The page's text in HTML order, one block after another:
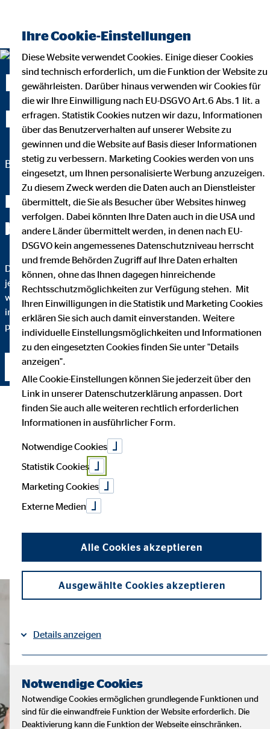
Elisabeth Haspel —
Bietigheim-Bissingen
Bezirksleiterin für die OVB Vermögensberatung AG
Fachchinesisch werden Sie
bei mir nicht hören.
Das wichtigste an einer guten Finanzberatung ist, dass Sie
jeden Schritt verstehen. Darum erkläre ich Ihnen bis ins Detail,
warum ich eine bestimmte Finanzlösung empfehle und
inwiefern diese zu Ihnen und Ihren individuellen Bedürfnissen
passt.
Kontakt aufnehmen
Ihre Cookie-Einstellungen
Diese Website verwendet Cookies. Einige dieser Cookies
sind technisch erforderlich, um die Funktion der Website zu
gewährleisten. Darüber hinaus verwenden wir Cookies für
die wir Ihre Einwilligung nach EU-DSGVO Art.6 Abs.1 lit. a
erfragen. Statistik Cookies nutzen wir dazu, Informationen
über das Benutzerverhalten auf unserer Website zu
gewinnen und die Website auf Basis dieser Informationen
stetig zu verbessern. Marketing Cookies werden von uns
eingesetzt, um Ihnen personalisierte Werbung anzuzeigen.
Zu diesem Zweck werden die Daten auch an Dienstleister
übermittelt, die Sie als Besucher über Websites hinweg
verfolgen. Dabei könnten Ihre Daten auch in die USA und
andere Länder übermittelt werden, in denen nach EU-
DSGVO kein angemessenes Datenschutzniveau herrscht
und fremde Behörden Zugriff auf Ihre Daten erhalten
können, ohne das Ihnen dagegen hinreichende
Rechtsschutzmöglichkeiten zur Verfügung stehen. Mit
Ihren Einwilligungen in die Statistik und Marketing Cookies
erklären Sie sich auch damit einverstanden. Weitere
individuelle Einstellungsmöglichkeiten und Informationen
zu den eingesetzten Cookies finden Sie unter "Details
anzeigen".
Alle Cookie-Einstellungen können Sie jederzeit über den
Link in unserer Datenschutzerklärung anpassen. Dort
finden Sie auch alle weiteren rechtlich erforderlichen
Informationen in ausführlicher Form.
Notwendige Cookies
Statistik Cookies
Marketing Cookies
Externe Medien
Alle Cookies akzeptieren
Ausgewählte Cookies akzeptieren
Details anzeigen
Notwendige Cookies
Notwendige Cookies ermöglichen grundlegende Funktionen und
sind für die einwandfreie Funktion der Website erforderlich. Die
Deaktivierung kann die Funktion der Webseite einschränken.